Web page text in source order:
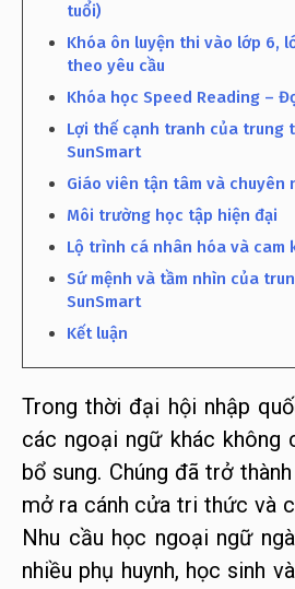
tuổi)
Khóa ôn luyện thi vào lớp 6,
theo yêu cầu
Khóa học Speed Reading –
Lợi thế cạnh tranh của trung
SunSmart
Giáo viên tận tâm và chuyên
Môi trường học tập hiện đại
Lộ trình cá nhân hóa và cam
Sứ mệnh và tầm nhìn của
SunSmart
Kết luận
Trong thời đại hội nhập
các ngoại ngữ khác không
bổ sung. Chúng đã trở
mở ra cánh cửa tri thức và
Nhu cầu học ngoại ngữ
nhiều phụ huynh, học sinh